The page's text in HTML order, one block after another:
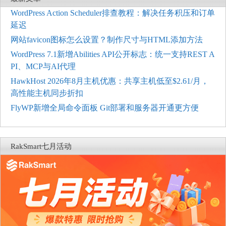
WordPress Action Scheduler排查教程：解决任务积压和订单
延迟
网站favicon图标怎么设置？制作尺寸与HTML添加方法
WordPress 7.1新增Abilities API公开标志：统一支持REST A
PI、MCP与AI代理
HawkHost 2026年8月主机优惠：共享主机低至$2.61/月，
高性能主机同步折扣
FlyWP新增全局命令面板 Git部署和服务器开通更方便
RakSmart七月活动